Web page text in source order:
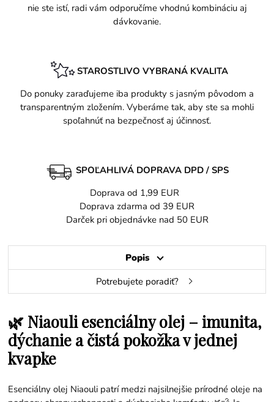
nie ste istí, radi vám odporučíme vhodnú kombináciu aj
dávkovanie.
STAROSTLIVO VYBRANÁ KVALITA
Do ponuky zaraďujeme iba produkty s jasným pôvodom a
transparentným zložením. Vyberáme tak, aby ste sa mohli
spoľahnúť na bezpečnosť aj účinnosť.
SPOĽAHLIVÁ DOPRAVA DPD / SPS
Doprava od 1,99 EUR
Doprava zdarma od 39 EUR
Darček pri objednávke nad 50 EUR
Popis
Potrebujete poradiť?
🌿 Niaouli esenciálny olej – imunita,
dýchanie a čistá pokožka v jednej
kvapke
Esenciálny olej Niaouli patrí medzi najsilnejšie prírodné oleje na